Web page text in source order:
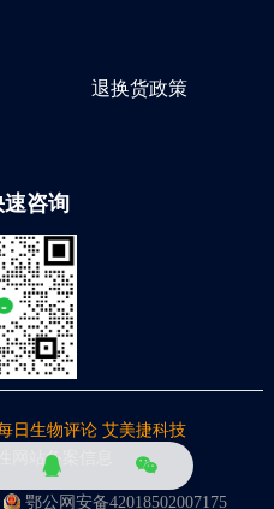
退换货政策
咨询
日生物评论 艾美捷科技
网站备案信息
鄂公网安备42018502007175